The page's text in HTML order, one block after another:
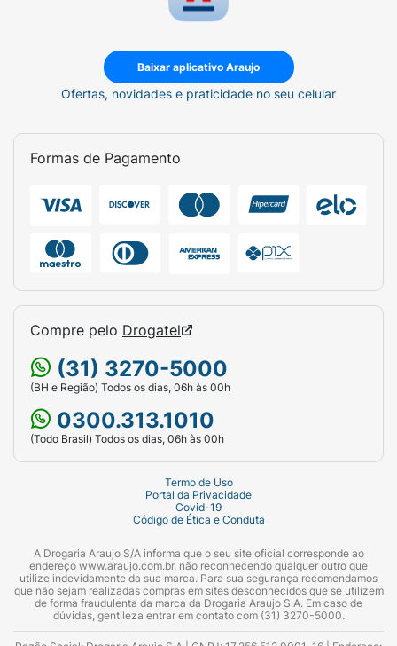
Baixar aplicativo Araujo
Ofertas, novidades e praticidade no seu celular
Formas de Pagamento
Compre pelo Drogatel
(31) 3270-5000
(BH e Região) Todos os dias, 06h às 00h
0300.313.1010
(Todo Brasil) Todos os dias, 06h às 00h
Termo de Uso
Portal da Privacidade
Covid-19
Código de Ética e Conduta
A Drogaria Araujo S/A informa que o seu site oficial corresponde ao
endereço www.araujo.com.br, não reconhecendo qualquer outro que
utilize indevidamente da sua marca. Para sua segurança recomendamos
que não sejam realizadas compras em sites desconhecidos que se utilizem
de forma fraudulenta da marca da Drogaria Araujo S.A. Em caso de
dúvidas, gentileza entrar em contato com (31) 3270-5000.